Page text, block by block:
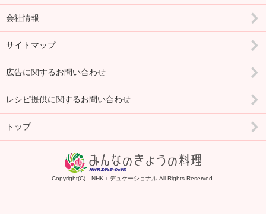
会社情報
サイトマップ
広告に関するお問い合わせ
レシピ提供に関するお問い合わせ
トップ
Copyright(C) NHKエデュケーショナル All Rights Reserved.